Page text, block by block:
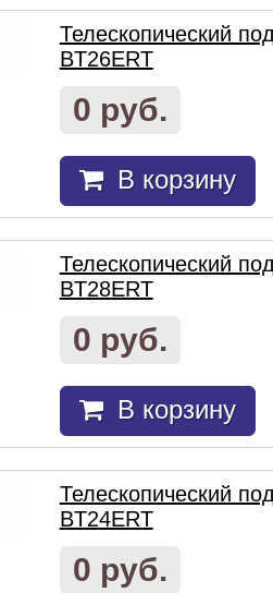
Телескопический
BT26ERT
0 руб.
В корзину
Телескопический
BT28ERT
0 руб.
В корзину
Телескопический
BT24ERT
0 руб.